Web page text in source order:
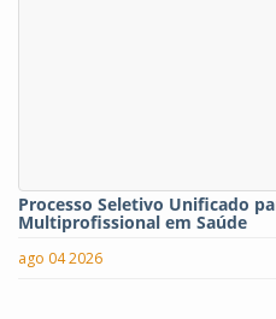
Processo Seletivo Unificado
Multiprofissional em Saúde
ago 04 2026